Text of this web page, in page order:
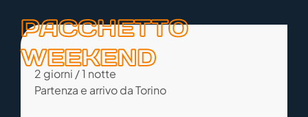
PACCHETTO
WEEKEND
2 giorni / 1 notte
Partenza e arrivo da Torino